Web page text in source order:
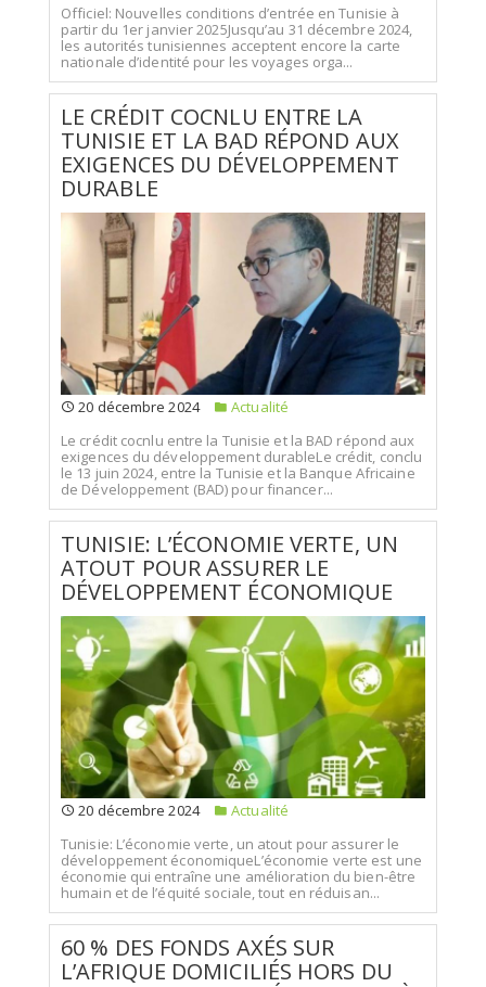
Officiel: Nouvelles conditions d’entrée en Tunisie à
partir du 1er janvier 2025Jusqu’au 31 décembre 2024,
les autorités tunisiennes acceptent encore la carte
nationale d’identité pour les voyages orga...
LE CRÉDIT COCNLU ENTRE LA
TUNISIE ET LA BAD RÉPOND AUX
EXIGENCES DU DÉVELOPPEMENT
DURABLE
20 décembre 2024
Actualité
Le crédit cocnlu entre la Tunisie et la BAD répond aux
exigences du développement durableLe crédit, conclu
le 13 juin 2024, entre la Tunisie et la Banque Africaine
de Développement (BAD) pour financer...
TUNISIE: L’ÉCONOMIE VERTE, UN
ATOUT POUR ASSURER LE
DÉVELOPPEMENT ÉCONOMIQUE
20 décembre 2024
Actualité
Tunisie: L’économie verte, un atout pour assurer le
développement économiqueL’économie verte est une
économie qui entraîne une amélioration du bien-être
humain et de l’équité sociale, tout en réduisan...
60 % DES FONDS AXÉS SUR
L’AFRIQUE DOMICILIÉS HORS DU